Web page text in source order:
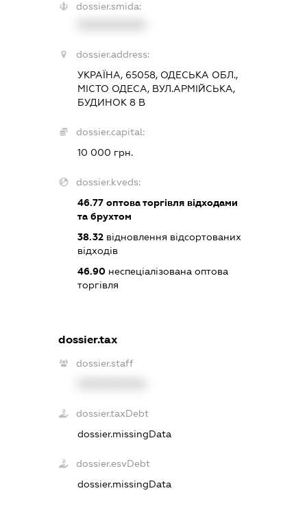
dossier.smida:
dossier.address:
УКРАЇНА, 65058, ОДЕСЬКА ОБЛ.,
МІСТО ОДЕСА, ВУЛ.АРМІЙСЬКА,
БУДИНОК 8 В
dossier.capital:
10 000 грн.
dossier.kveds:
46.77 оптова торгівля відходами
та брухтом
38.32 відновлення відсортованих
відходів
46.90 неспеціалізована оптова
торгівля
dossier.tax
dossier.staff
dossier.taxDebt
dossier.missingData
dossier.esvDebt
dossier.missingData